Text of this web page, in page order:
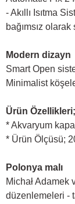
- Akıllı Isıtma
bağımsız olarak
Modern dizayn
Smart Open
Minimalist
Ürün Özellikleri;
* Akvaryum
* Ürün Ölçüsü;
Polonya malı
Michał Adamek
düzenlemeleri -